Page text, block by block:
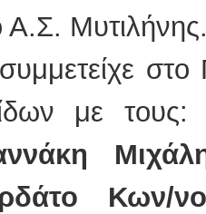
Α.Σ.
με
Κων/νο,